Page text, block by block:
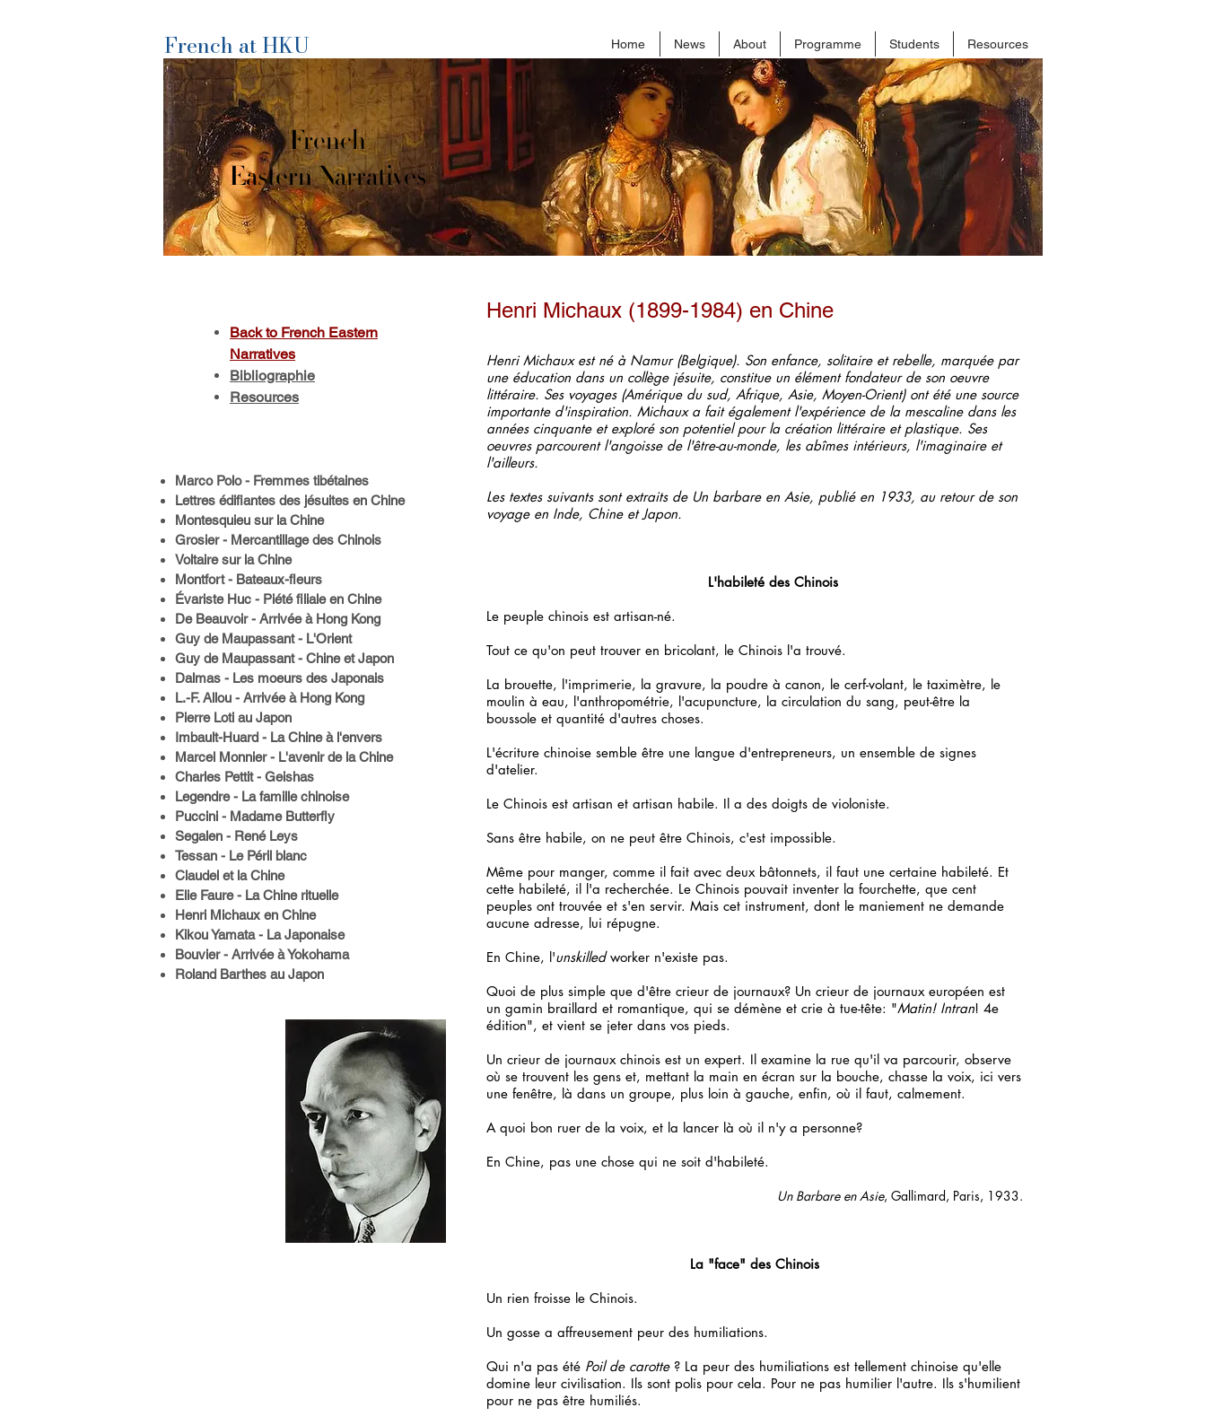
French at HKU Home News About Programme Students Resources
French
Eastern Narratives
Back to French Eastern
Narratives
Bibliographie
Resources
Marco Polo - Fremmes tibétaines
Lettres édifiantes des jésuites en Chine
Montesquieu sur la Chine
Grosier - Mercantillage des Chinois
Voltaire sur la Chine
Montfort - Bateaux-fleurs
Évariste Huc - Piété filiale en Chine
De Beauvoir - Arrivée à Hong Kong
Guy de Maupassant - L'Orient
Guy de Maupassant - Chine et Japon
Dalmas - Les moeurs des Japonais
L.-F. Allou - Arrivée à Hong Kong
Pierre Loti au Japon
Imbault-Huard - La Chine à l'envers
Marcel Monnier - L'avenir de la Chine
Charles Pettit - Geishas
Legendre - La famille chinoise
Puccini - Madame Butterfly
Segalen - René Leys
Tessan - Le Péril blanc
Claudel et la Chine
Elie Faure - La Chine rituelle
Henri Michaux en Chine
Kikou Yamata - La Japonaise
Bouvier - Arrivée à Yokohama
Roland Barthes au Japon
Henri Michaux (1899-1984) en Chine
Henri Michaux est né à Namur (Belgique). Son enfance, solitaire et rebelle, marquée par
une éducation dans un collège jésuite, constitue un élément fondateur de son oeuvre
littéraire. Ses voyages (Amérique du sud, Afrique, Asie, Moyen-Orient) ont été une source
importante d'inspiration. Michaux a fait également l'expérience de la mescaline dans les
années cinquante et exploré son potentiel pour la création littéraire et plastique. Ses
oeuvres parcourent l'angoisse de l'être-au-monde, les abîmes intérieurs, l'imaginaire et
l'ailleurs.
Les textes suivants sont extraits de Un barbare en Asie, publié en 1933, au retour de son
voyage en Inde, Chine et Japon.
L'habileté des Chinois
Le peuple chinois est artisan-né.
Tout ce qu'on peut trouver en bricolant, le Chinois l'a trouvé.
La brouette, l'imprimerie, la gravure, la poudre à canon, le cerf-volant, le taximètre, le
moulin à eau, l'anthropométrie, l'acupuncture, la circulation du sang, peut-être la
boussole et quantité d'autres choses.
L'écriture chinoise semble être une langue d'entrepreneurs, un ensemble de signes
d'atelier.
Le Chinois est artisan et artisan habile. Il a des doigts de violoniste.
Sans être habile, on ne peut être Chinois, c'est impossible.
Même pour manger, comme il fait avec deux bâtonnets, il faut une certaine habileté. Et
cette habileté, il l'a recherchée. Le Chinois pouvait inventer la fourchette, que cent
peuples ont trouvée et s'en servir. Mais cet instrument, dont le maniement ne demande
aucune adresse, lui répugne.
En Chine, l'unskilledworker n'existe pas.
Quoi de plus simple que d'être crieur de journaux? Un crieur de journaux européen est
un gamin braillard et romantique, qui se démène et crie à tue-tête: "Matin! Intran! 4e
édition", et vient se jeter dans vos pieds.
Un crieur de journaux chinois est un expert. Il examine la rue qu'il va parcourir, observe
où se trouvent les gens et, mettant la main en écran sur la bouche, chasse la voix, ici vers
une fenêtre, là dans un groupe, plus loin à gauche, enfin, où il faut, calmement.
A quoi bon ruer de la voix, et la lancer là où il n'y a personne?
En Chine, pas une chose qui ne soit d'habileté.
Un Barbare en Asie, Gallimard, Paris, 1933.
La "face" des Chinois
Un rien froisse le Chinois.
Un gosse a affreusement peur des humiliations.
Qui n'a pas été Poil de carotte ? La peur des humiliations est tellement chinoise qu'elle
domine leur civilisation. Ils sont polis pour cela. Pour ne pas humilier l'autre. Ils s'humilient
pour ne pas être humiliés.